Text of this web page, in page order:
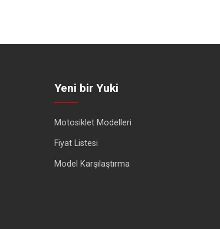
Yeni bir Yuki
Motosiklet Modelleri
Fiyat Listesi
Model Karşılaştırma